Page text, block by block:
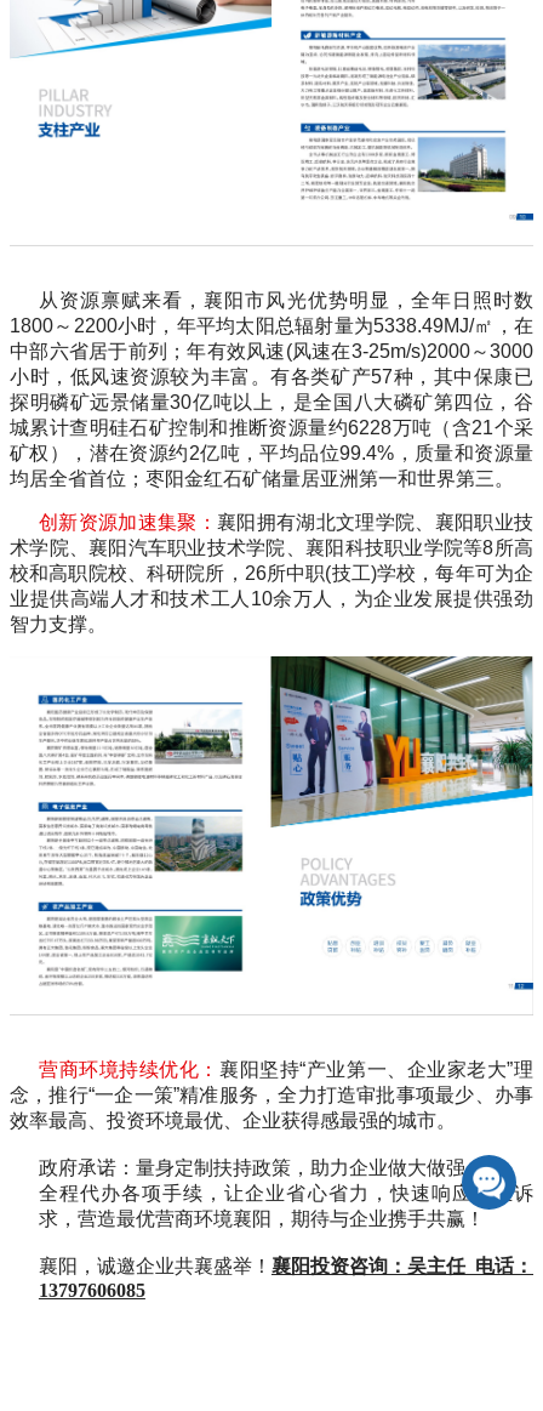
从资源禀赋来看，襄阳市风光优势明显，全年日照时数
1800～ 2200小时，年平均太阳总辐射量为5338.49MJ/㎡，在
中部六省居于前列；年有效风速(风速在3-25m/s)2000～3000
小时，低风速资源较为丰富。有各类矿产57种，其中保康已
探明磷矿远景储量30亿吨以上，是全国八大磷矿第四位，谷
城累计查明硅石矿控制和推断资源量约6228万吨（含21个采
矿权），潜在资源约2亿吨，平均品位99.4% ，质量和资源量
均居全省首位；枣阳金红石矿储量居亚洲第一和世界第三。
创新资源加速集聚： 襄阳拥有湖北文理学院、襄阳职业技
术学院、襄阳汽车职业技术学院、襄阳科技职业学院等8所高
校和高职院校、科研院所， 26所中职(技工)学校，每年可为企
业提供高端人才和技术工人 10余万人，为企业发展提供强劲
智力支撑。
营商环境持续优化： 襄阳坚持“产业第一、企业家老大”理
念，推行“一企一策”精准服务，全力打造审批事项最少、办事
效率最高、投资环境最优、企业获得感最强的城市。
政府承诺：量身定制扶持政策，助力企业做大做强
全程代办各项手续，让企业省心省力，快速响应企业诉
求，营造最优营商环境襄阳，期待与企业携手共赢！
襄阳，诚邀企业共襄盛举！ 襄阳投资咨询： 吴主任 电话：
13797606085